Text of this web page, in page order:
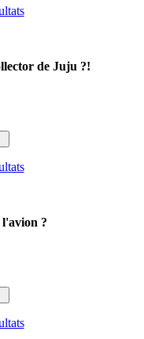
de Juju ?!
?